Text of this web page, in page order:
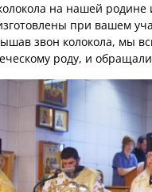
на нашей
при вашем
звон колокола, мы
роду, и